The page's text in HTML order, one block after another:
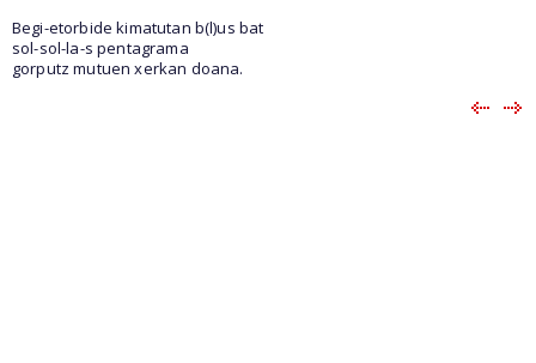
Begi-etorbide kimatutan b(l)us bat
sol-sol-la-s pentagrama
gorputz mutuen xerkan doana.